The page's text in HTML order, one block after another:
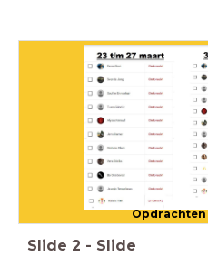
Opdrachten
Slide 2 - Slide